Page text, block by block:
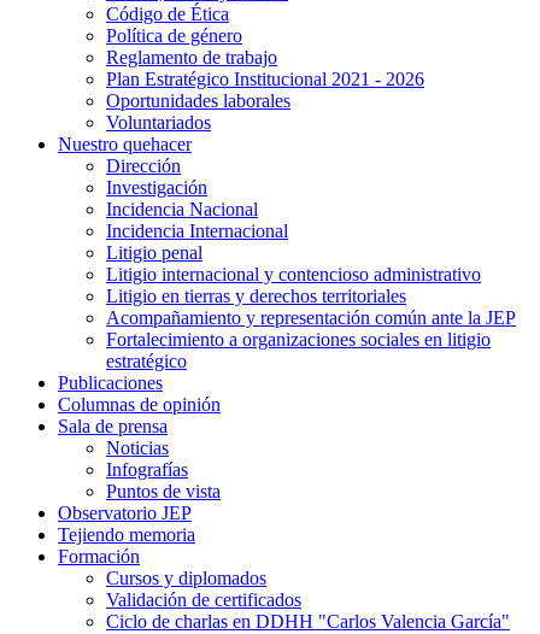
Código de Ética
Política de género
Reglamento de trabajo
Plan Estratégico Institucional 2021 - 2026
Oportunidades laborales
Voluntariados
Nuestro quehacer
Dirección
Investigación
Incidencia Nacional
Incidencia Internacional
Litigio penal
Litigio internacional y contencioso administrativo
Litigio en tierras y derechos territoriales
Acompañamiento y representación común ante la JEP
Fortalecimiento a organizaciones sociales en litigio
estratégico
Publicaciones
Columnas de opinión
Sala de prensa
Noticias
Infografías
Puntos de vista
Observatorio JEP
Tejiendo memoria
Formación
Cursos y diplomados
Validación de certificados
Ciclo de charlas en DDHH "Carlos Valencia García"